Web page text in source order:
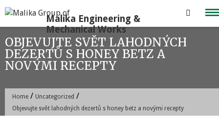
Skip
to
content
OBJEVUJTE SVĚT LAHODNÝCH
DEZERTŮ S HONEY BETZ A
NOVÝMI RECEPTY
Home / Uncategorized /
Objevujte svět lahodných dezertů s honey betz a novými recepty